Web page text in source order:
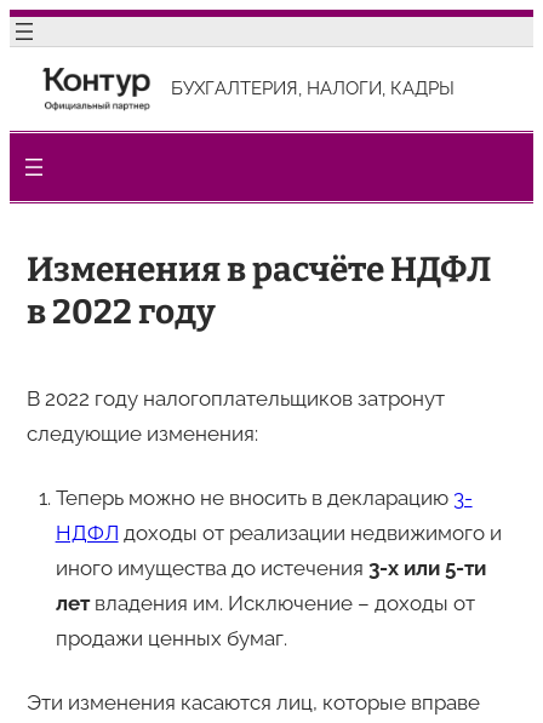
Перейти
содержимому
БУХГАЛТЕРИЯ, НАЛОГИ, КАДРЫ
Изменения в расчёте НДФЛ
в 2022 году
В 2022 году налогоплательщиков затронут
следующие изменения:
Теперь можно не вносить в декларацию 3-
НДФЛ доходы от реализации недвижимого и
иного имущества до истечения 3-х или 5-ти
летвладения им. Исключение – доходы от
продажи ценных бумаг.
Эти изменения касаются лиц, которые вправе